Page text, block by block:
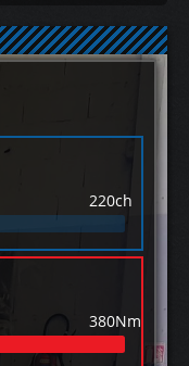
220ch
380Nm